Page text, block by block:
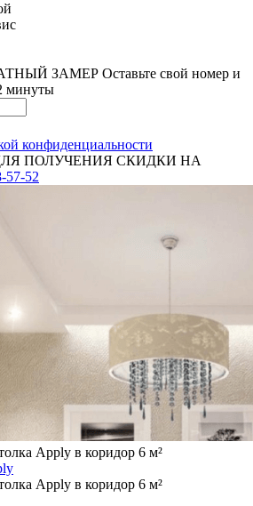
ЗАМЕР Оставьте свой номер и
минуты
конфиденциальности
ПОЛУЧЕНИЯ СКИДКИ НА
57-52
Apply в коридор 6 м²
Apply в коридор 6 м²